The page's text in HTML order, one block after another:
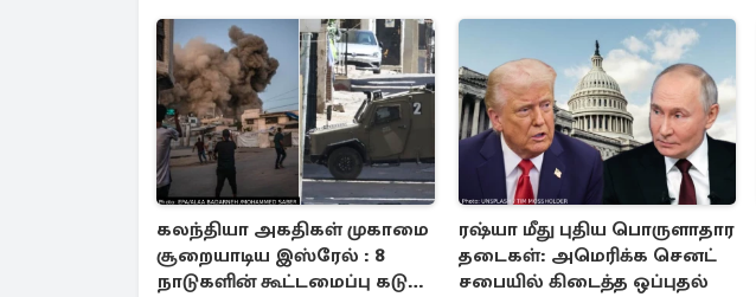
கலந்தியா அகதிகள் முகாமை
சூறையாடிய இஸ்ரேல் : 8
நாடுகளின் கூட்டமைப்பு கடும்
ரஷ்யா மீது புதிய பொருளாதார
தடைகள்: அமெரிக்க செனட்
சபையில் கிடைத்த ஒப்புதல்